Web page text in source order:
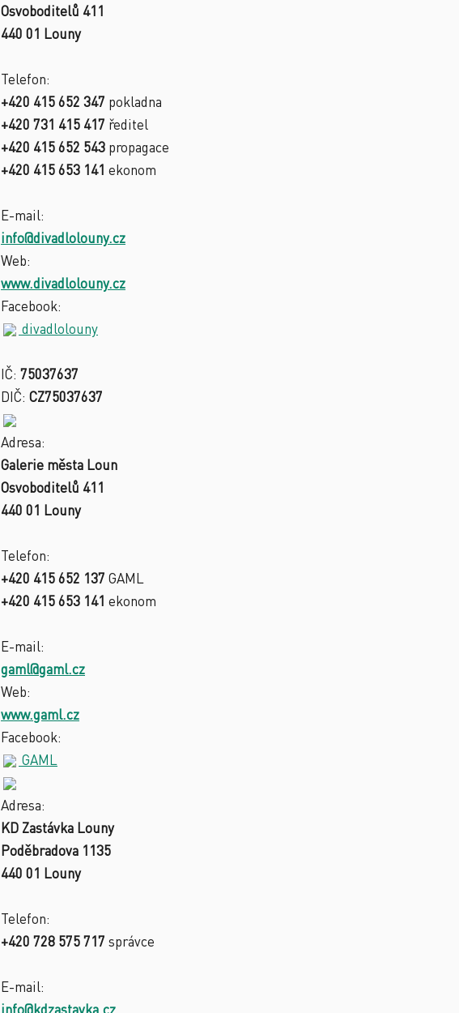
Osvoboditelů 411
440 01 Louny
Telefon:
+420 415 652 347 pokladna
+420 731 415 417 ředitel
+420 415 652 543 propagace
+420 415 653 141 ekonom
E-mail:
info@divadlolouny.cz
Web:
www.divadlolouny.cz
Facebook:
divadlolouny
IČ: 75037637
DIČ: CZ75037637
Adresa:
Galerie města Loun
Osvoboditelů 411
440 01 Louny
Telefon:
+420 415 652 137 GAML
+420 415 653 141 ekonom
E-mail:
gaml@gaml.cz
Web:
www.gaml.cz
Facebook:
GAML
Adresa:
KD Zastávka Louny
Poděbradova 1135
440 01 Louny
Telefon:
+420 728 575 717 správce
E-mail:
info@kdzastavka.cz